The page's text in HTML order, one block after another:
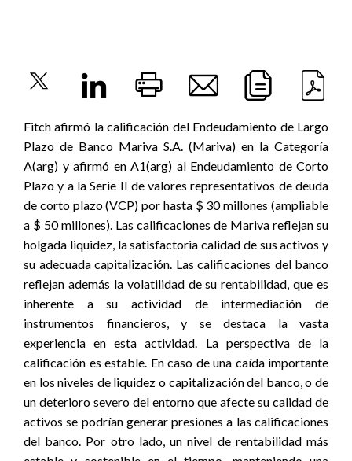
Fitch afirmó la calificación del Endeudamiento de Largo
Plazo de Banco Mariva S.A. (Mariva) en la Categoría
A(arg) y afirmó en A1(arg) al Endeudamiento de Corto
Plazo y a la Serie II de valores representativos de deuda
de corto plazo (VCP) por hasta $ 30 millones (ampliable
a $ 50 millones). Las calificaciones de Mariva reflejan su
holgada liquidez, la satisfactoria calidad de sus activos y
su adecuada capitalización. Las calificaciones del banco
reflejan además la volatilidad de su rentabilidad, que es
inherente a su actividad de intermediación de
instrumentos financieros, y se destaca la vasta
experiencia en esta actividad. La perspectiva de la
calificación es estable. En caso de una caída importante
en los niveles de liquidez o capitalización del banco, o de
un deterioro severo del entorno que afecte su calidad de
activos se podrían generar presiones a las calificaciones
del banco. Por otro lado, un nivel de rentabilidad más